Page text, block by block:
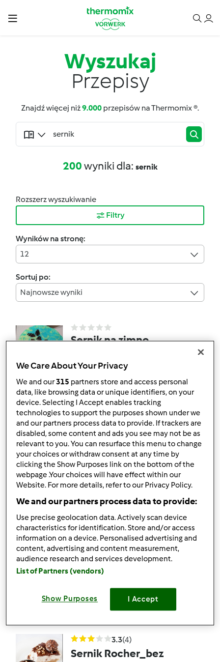
Wyszukaj
Przepisy
Znajdź więcej niż9.000 przepisów na Thermomix ®.
200wyniki dla: sernik
Rozszerz wyszukiwanie
Filtry
Wyników na stronę:
12
Sortuj po:
Najnowsze wyniki
Sernik na zimno
lustrzanej bez
pieczenia
przezGość
0 1 Średni 30 3h 0min
Wariant Sernik z
brzoskwiniami Ulki
przez mirka85r
1 4 -- 30 1h 15min
5.0(1)
Sernik z brzoskwiniami i
kakao
przezGość
20 1h 25min
3.3(4)
Sernik Rocher_bez
We Care About Your Privacy
We and our315 partners store and access personal
data, like browsing data or unique identifiers, on your
device. Selecting I Accept enables tracking
technologies to support the purposes shown under we
and our partners process data to provide. If trackers are
disabled, some content and ads you see may not be as
relevant to you. You can resurface this menu to change
your choices or withdraw consent at any time by
clicking the Show Purposes link on the bottom of the
webpage .Your choices will have effect within our
Website. For more details, refer to our Privacy Policy.
We and our partners process data to provide:
Use precise geolocation data. Actively scan device
characteristics for identification. Store and/or access
information on a device. Personalised advertising and
content, advertising and content measurement,
audience research and services development.
List of Partners (vendors)
Show Purposes I Accept